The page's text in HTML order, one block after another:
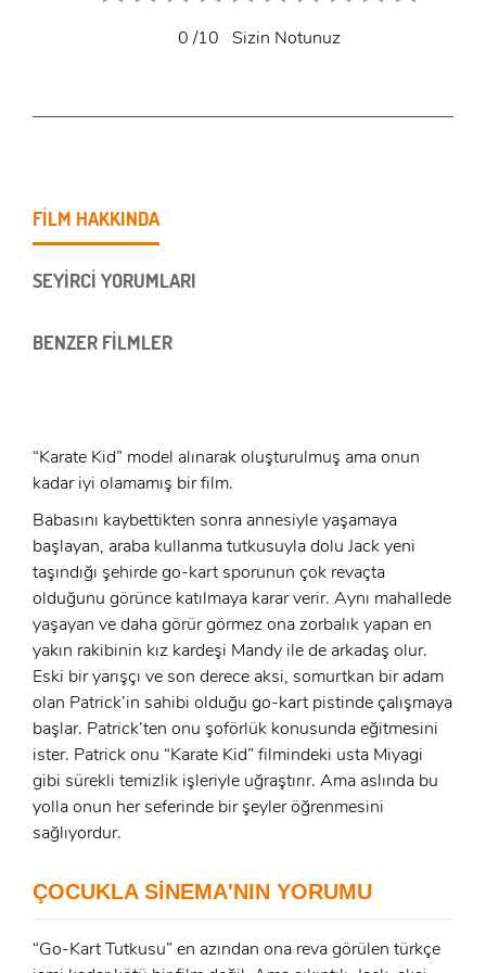
x
GIRIŞ YAP
ÜYE OL
0/10 Sizin Notunuz
FİLM HAKKINDA
SEYİRCİ YORUMLARI
BENZER FİLMLER
“Karate Kid” model alınarak oluşturulmuş ama onun
kadar iyi olamamış bir film.
Babasını kaybettikten sonra annesiyle yaşamaya
başlayan, araba kullanma tutkusuyla dolu Jack yeni
taşındığı şehirde go-kart sporunun çok revaçta
olduğunu görünce katılmaya karar verir. Aynı mahallede
yaşayan ve daha görür görmez ona zorbalık yapan en
yakın rakibinin kız kardeşi Mandy ile de arkadaş olur.
Eski bir yarışçı ve son derece aksi, somurtkan bir adam
olan Patrick’in sahibi olduğu go-kart pistinde çalışmaya
başlar. Patrick’ten onu şoförlük konusunda eğitmesini
ister. Patrick onu “Karate Kid” filmindeki usta Miyagi
gibi sürekli temizlik işleriyle uğraştırır. Ama aslında bu
yolla onun her seferinde bir şeyler öğrenmesini
sağlıyordur.
ÇOCUKLA SİNEMA'NIN YORUMU
“Go-Kart Tutkusu” en azından ona reva görülen türkçe